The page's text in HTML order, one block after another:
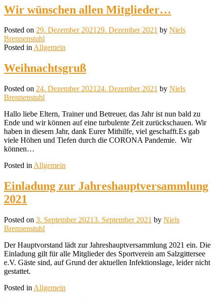
Wir wünschen allen Mitglieder…
Posted on 29. Dezember 202129. Dezember 2021 by Niels
Brennenstuhl
Posted inAllgemein
Weihnachtsgruß
Posted on 24. Dezember 2021 24. Dezember 2021 by Niels
Brennenstuhl
Hallo liebe Eltern, Trainer und Betreuer, das Jahr ist nun bald zu
Ende und wir können auf eine turbulente Zeit zurückschauen. Wir
haben in diesem Jahr, dank Eurer Mithilfe, viel geschafft.Es gab
viele Höhen und Tiefen durch die CORONA Pandemie. Wir
können…
Posted in Allgemein
Einladung zur Jahreshauptversammlung
2021
Posted on 3. September 20213. September 2021 by Niels
Brennenstuhl
Der Hauptvorstand lädt zur Jahreshauptversammlung 2021 ein. Die
Einladung gilt für alle Mitglieder des Sportverein am Salzgittersee
e.V. Gäste sind, auf Grund der aktuellen Infektionslage, leider nicht
gestattet.
Posted in Allgemein